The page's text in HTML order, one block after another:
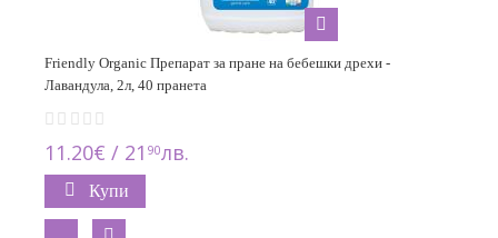
Friendly Organic Препарат за пране на бебешки дрехи -
Лавандула, 2л, 40 пранета
11.20€ / 21 90лв.
Купи